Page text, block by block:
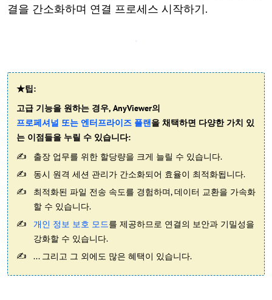
결을 간소화하며 연결 프로세스 시작하기.
★팁:
고급 기능을 원하는 경우, AnyViewer의
프로페셔널 또는 엔터프라이즈 플랜을 채택하면 다양한 가치 있
는 이점들을 누릴 수 있습니다:
출장 업무를 위한 할당량을 크게 늘릴 수 있습니다.
동시 원격 세션 관리가 간소화되어 효율이 최적화됩니다.
최적화된 파일 전송 속도를 경험하며, 데이터 교환을 가속화
할 수 있습니다.
개인 정보 보호 모드를 제공하므로 연결의 보안과 기밀성을
강화할 수 있습니다.
... 그리고 그 외에도 많은 혜택이 있습니다.